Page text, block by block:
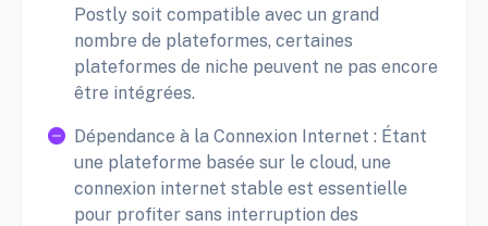
Postly soit compatible avec un grand
nombre de plateformes, certaines
plateformes de niche peuvent ne pas encore
être intégrées.
Dépendance à la Connexion Internet : Étant
une plateforme basée sur le cloud, une
connexion internet stable est essentielle
pour profiter sans interruption des